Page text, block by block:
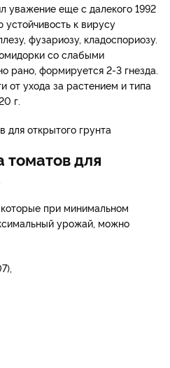
уважение еще с далекого 1992
к вирусу
фузариозу, кладоспориозу.
со слабыми
рано, формируется 2-3 гнезда.
от ухода за растением и типа
г.
для
при минимальном
урожай, можно